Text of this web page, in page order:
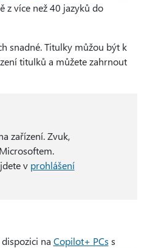
z více než 40 jazyků do
snadné. Titulky můžou být k
titulků a můžete zahrnout
zařízení. Zvuk,
v prohlášení
na Copilot+ PCs s